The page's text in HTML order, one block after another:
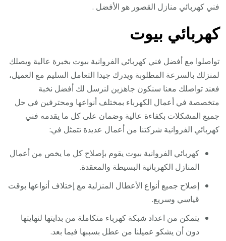
فني كهربائي منازل القصور هو الأفضل .
كهربائي بيوت
تواصلوا مع أفضل فني كهربائي الفروانية بيوت بخبرة عالية ويصلك
لمنزلك بالسرعة المطلوبة ويدرك جيدا التعامل السليم مع العميل،
فعند تواصلك معنا سنكون جاهزين لنرسل لك أفضل نخبة
متخصصة في أعمال الكهرباء بمختلف أنواعها ومحترفين في حل
جميع المشكلات بكفاءة عالية وضمان على كل ما يقدمه فني
كهربائي الفروانية شركتنا من أعمال عديدة تتمثل في:
كهربائي الفروانية بيوت يقوم بإصلاح كل ما يخص من أعمال
المنازل الكهربائية البسيطة والمعقدة.
إصلاح جميع أنواع الأعطال المنزلية مع إختلاف أنواعها بوقت
قياسي وسريع.
يتمكن من اعداد شبكة كهرباء متكاملة من بدايتها لنهايتها
دون أن يشكو عميلنا من عطل بسببها فيما بعد.